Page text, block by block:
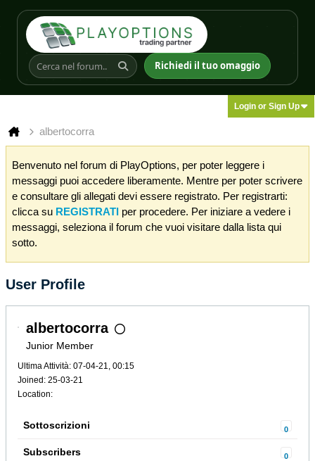
Richiedi il tuo omaggio
Login or Sign Up
albertocorra
Benvenuto nel forum di PlayOptions, per poter leggere i
messaggi puoi accedere liberamente. Mentre per poter scrivere
e consultare gli allegati devi essere registrato. Per registrarti:
clicca su REGISTRATI per procedere. Per iniziare a vedere i
messaggi, seleziona il forum che vuoi visitare dalla lista qui
sotto.
User Profile
albertocorra
Junior Member
Ultima Attività: 07-04-21, 00:15
Joined: 25-03-21
Location:
Sottoscrizioni 0
Subscribers 0